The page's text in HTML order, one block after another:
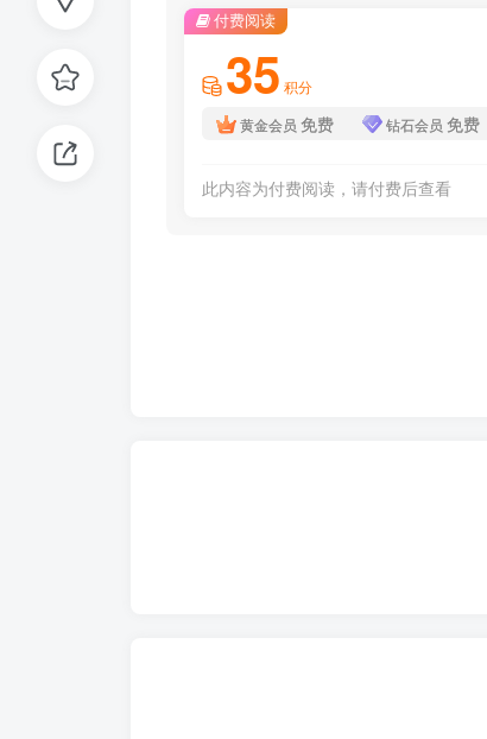
付费阅读
35 积分
黄金会员 免费 钻石会员 免费
此内容为付费阅读，请付费后查看